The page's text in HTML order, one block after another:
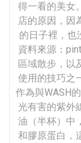
得一看的美女
店的原因，因
的日子裡，也
資料來源：
區域散步，以
使用的技巧之
作為與WASH
光有害的紫外
油（半杯）中
和膠原蛋白，